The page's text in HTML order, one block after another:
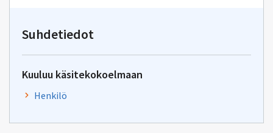
Suhdetiedot
Kuuluu käsitekokoelmaan
Henkilö